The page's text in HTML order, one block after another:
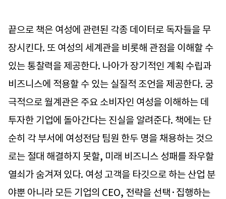
끝으로 책은 여성에 관련된 각종 데이터로 독자들을 무
장시킨다. 또 여성의 세계관을 비롯해 관점을 이해할 수
있는 통찰력을 제공한다. 나아가 장기적인 계획 수립과
비즈니스에 적용할 수 있는 실질적 조언을 제공한다. 궁
극적으로 월계관은 주요 소비자인 여성을 이해하는 데
투자한 기업에 돌아간다는 진실을 알려준다. 책에는 단
순히 각 부서에 여성전담 팀원 한두 명을 채용하는 것으
로는 절대 해결하지 못할, 미래 비즈니스 성패를 좌우할
열쇠가 숨겨져 있다. 여성 고객을 타깃으로 하는 산업 분
야뿐 아니라 모든 기업의 CEO, 전략을 선택·집행하는